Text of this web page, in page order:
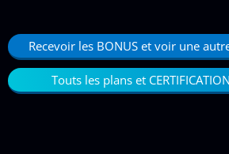
Recevoir les BONUS et voir une
Touts les plans et